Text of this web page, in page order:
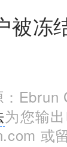
被冻
Ebrun
为您输
或